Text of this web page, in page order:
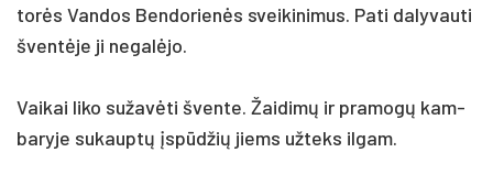
torės Van­dos Ben­do­rienės svei­ki­ni­mus. Pa­ti da­ly­vau­ti
šventė­je ji ne­galė­jo.
Vai­kai li­ko su­žavė­ti šven­te. Žai­dimų ir pra­mogų kam­
ba­ry­je su­kauptų įspūdžių jiems už­teks il­gam.